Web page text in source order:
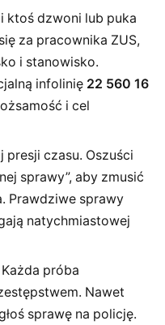
ktoś dzwoni lub puka
za pracownika ZUS,
i stanowisko.
infolinię 22 560 16
i cel
presji czasu. Oszuści
sprawy”, aby zmusić
Prawdziwe sprawy
natychmiastowej
Każda próba
Nawet
sprawę na policję.